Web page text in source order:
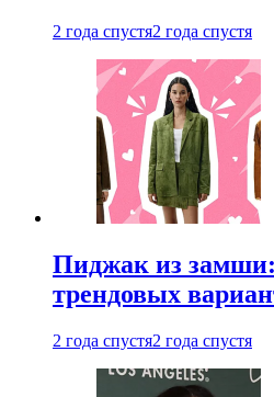
2 года спустя2 года спустя
Пиджак из
трендовых
2 года спустя2 года спустя